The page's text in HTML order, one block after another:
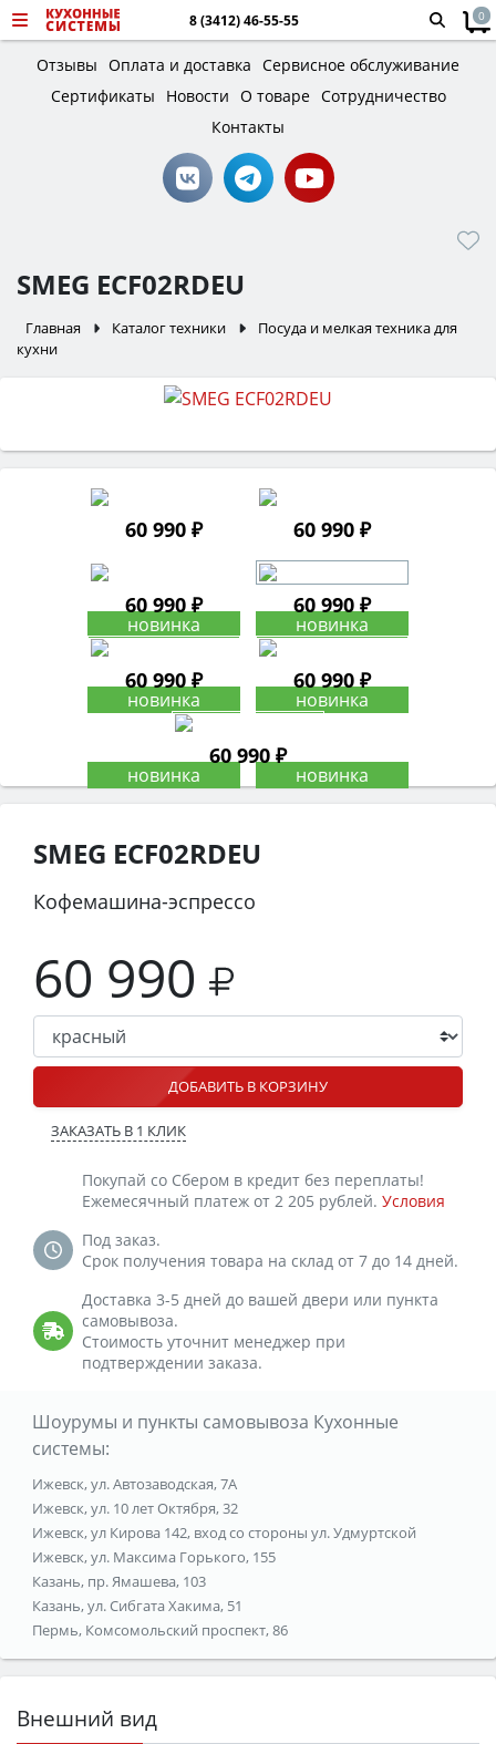
8 (3412) 46-55-55 0
Отзывы Оплата и доставка Сервисное обслуживание
Сертификаты
Новости О товаре Сотрудничество
Контакты
SMEG ECF02RDEU
Главная Каталог техники
Посуда и мелкая техника для
кухни
60 990 ₽ 60 990 ₽
60 990 ₽ 60 990 ₽
60 990 ₽ 60 990 ₽
60 990 ₽
SMEG ECF02RDEU
Кофемашина-эспрессо
60 990
ДОБАВИТЬ В КОРЗИНУ
ЗАКАЗАТЬ В 1 КЛИК
Покупай со Сбером в кредит без переплаты!
Ежемесячный платеж от 2 205 рублей. Условия
Под заказ.
Срок получения товара на склад от 7 до 14 дней.
Доставка 3-5 дней до вашей двери или пункта
самовывоза.
Стоимость уточнит менеджер при
подтверждении заказа.
Шоурумы и пункты самовывоза Кухонные
системы:
Ижевск, ул. Автозаводская, 7А
Ижевск, ул. 10 лет Октября, 32
Ижевск, ул Кирова 142, вход со стороны ул. Удмуртской
Ижевск, ул. Максима Горького, 155
Казань, пр. Ямашева, 103
Казань, ул. Сибгата Хакима, 51
Пермь, Комсомольский проспект, 86
Внешний вид